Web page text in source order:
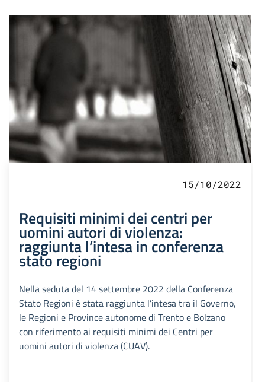
15/10/2022
Requisiti minimi dei centri per
uomini autori di violenza:
raggiunta l’intesa in conferenza
stato regioni
Nella seduta del 14 settembre 2022 della Conferenza
Stato Regioni è stata raggiunta l’intesa tra il Governo,
le Regioni e Province autonome di Trento e Bolzano
con riferimento ai requisiti minimi dei Centri per
uomini autori di violenza (CUAV).